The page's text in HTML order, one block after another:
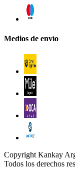
Medios de envío
Copyright Kankay
Todos los derechos